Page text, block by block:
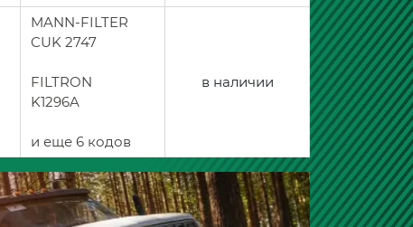
MANN-FILTER
CUK 2747
FILTRON
K1296A
и еще 6 кодов
в наличии